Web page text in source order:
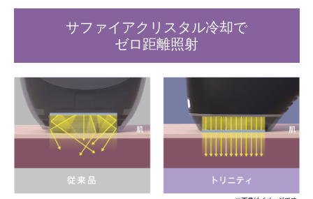
サファイアクリスタル冷却で
ゼロ距離照射